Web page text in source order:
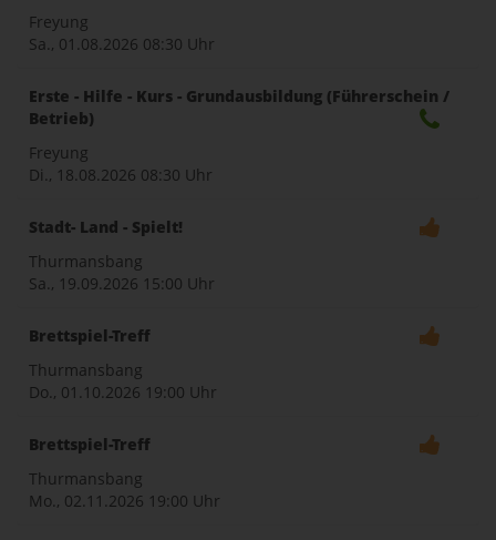
Freyung
Sa., 01.08.2026 08:30 Uhr
Erste - Hilfe - Kurs - Grundausbildung (Führerschein /
Betrieb)
Freyung
Di., 18.08.2026 08:30 Uhr
Stadt- Land - Spielt!
Thurmansbang
Sa., 19.09.2026 15:00 Uhr
Brettspiel-Treff
Thurmansbang
Do., 01.10.2026 19:00 Uhr
Brettspiel-Treff
Thurmansbang
Mo., 02.11.2026 19:00 Uhr